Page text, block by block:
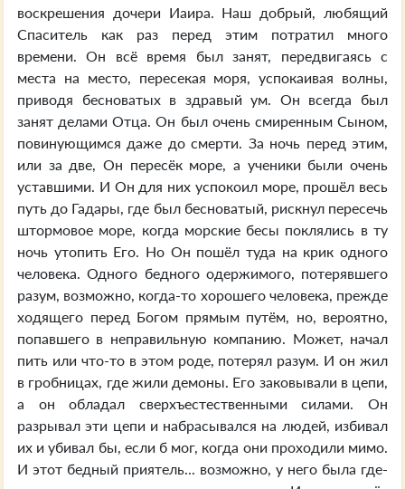
воскрешения дочери Иаира. Наш добрый, любящий
Спаситель как раз перед этим потратил много
времени. Он всё время был занят, передвигаясь с
места на место, пересекая моря, успокаивая волны,
приводя бесноватых в здравый ум. Он всегда был
занят делами Отца. Он был очень смиренным Сыном,
повинующимся даже до смерти. За ночь перед этим,
или за две, Он пересёк море, а ученики были очень
уставшими. И Он для них успокоил море, прошёл весь
путь до Гадары, где был бесноватый, рискнул пересечь
штормовое море, когда морские бесы поклялись в ту
ночь утопить Его. Но Он пошёл туда на крик одного
человека. Одного бедного одержимого, потерявшего
разум, возможно, когда-то хорошего человека, прежде
ходящего перед Богом прямым путём, но, вероятно,
попавшего в неправильную компанию. Может, начал
пить или что-то в этом роде, потерял разум. И он жил
в гробницах, где жили демоны. Его заковывали в цепи,
а он обладал сверхъестественными силами. Он
разрывал эти цепи и набрасывался на людей, избивал
их и убивал бы, если б мог, когда они проходили мимо.
И этот бедный приятель... возможно, у него была где-